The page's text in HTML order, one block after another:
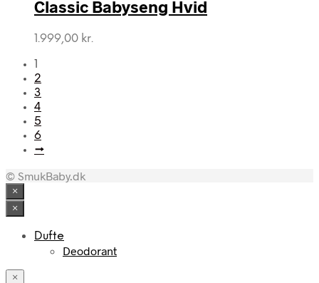
Classic Babyseng Hvid
1.999,00 kr.
1
2
3
4
5
6
→
© SmukBaby.dk
×
×
Dufte
Deodorant
×